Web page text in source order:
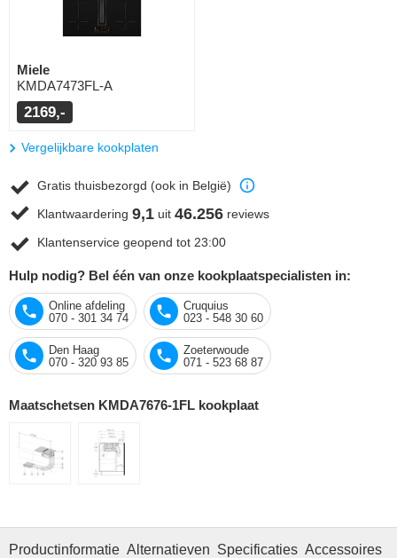
Miele
KMDA7473FL-A
2169,-
Vergelijkbare kookplaten
Gratis thuisbezorgd (ook in België)
Klantwaardering 9,1 uit 46.256 reviews
Klantenservice geopend tot 23:00
Hulp nodig? Bel één van onze kookplaatspecialisten in:
Online afdeling
070 - 301 34 74
Cruquius
023 - 548 30 60
Den Haag
070 - 320 93 85
Zoeterwoude
071 - 523 68 87
Maatschetsen KMDA7676-1FL kookplaat
Productinformatie Alternatieven Specificaties Accessoires